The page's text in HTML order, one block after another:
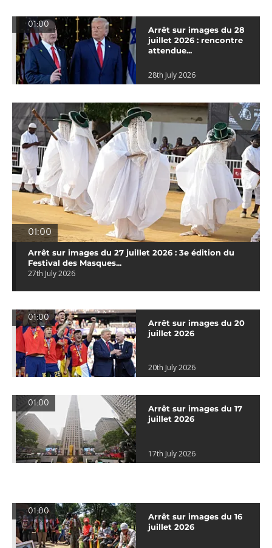
01:00
Arrêt sur images du 28
juillet 2026 : rencontre
attendue...
28th July 2026
01:00
Arrêt sur images du 27 juillet 2026 : 3e édition du
Festival des Masques...
27th July 2026
01:00
Arrêt sur images du 20
juillet 2026
20th July 2026
01:00
Arrêt sur images du 17
juillet 2026
17th July 2026
01:00
Arrêt sur images du 16
juillet 2026